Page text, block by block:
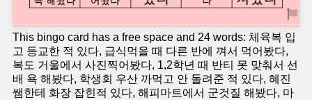
This bingo card has a free space and 24 words: 체육복 입
고 등교한 적 있다, 급식먹을 때 다른 반에 껴서 먹어봤다,
복도 거울에서 사진찍어봤다, 1,2학년 때 반티 못 맞춰서 선
배 욕 해봤다, 학생회 우산 까먹고 안 돌려준 적 있다, 혜진
쌤한테 화장 잡힌적 있다, 해피마트에서 군것질 해봤다, 마